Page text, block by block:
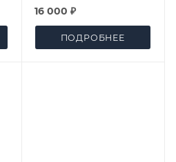
16 000 ₽
ПОДРОБНЕЕ